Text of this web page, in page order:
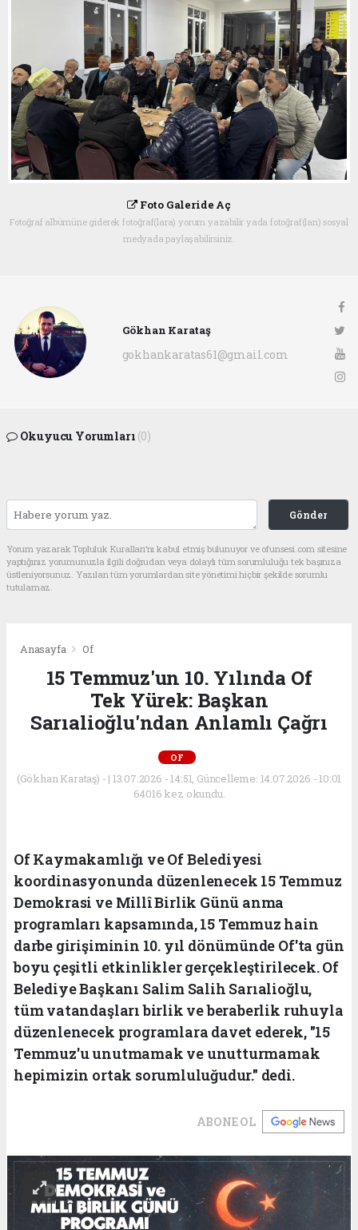
Foto Galeride Aç
Fotoğraf albümüne giderek fotoğraf(lara) yorum yazabilir yada fotoğraf(ları) sosyal
medyada paylaşabilirsiniz.
Gökhan Karataş
gokhankaratas61@gmail.com
Okuyucu Yorumları (0)
Gönder
Yorum yazarak Topluluk Kuralları’nı kabul etmiş bulunuyor ve ofunsesi.com sitesine
yaptığınız yorumunuzla ilgili doğrudan veya dolaylı tüm sorumluluğu tek başınıza
üstleniyorsunuz. Yazılan tüm yorumlardan site yönetimi hiçbir şekilde sorumlu
tutulamaz.
Anasayfa Of
15 Temmuz'un 10. Yılında Of
Tek Yürek: Başkan
Sarıalioğlu'ndan Anlamlı Çağrı
OF
(Gökhan Karataş) - | 13.07.2026 - 14:51, Güncelleme: 14.07.2026 - 10:01
64016 kez okundu.
Of Kaymakamlığı ve Of Belediyesi
koordinasyonunda düzenlenecek 15 Temmuz
Demokrasi ve Millî Birlik Günü anma
programları kapsamında, 15 Temmuz hain
darbe girişiminin 10. yıl dönümünde Of'ta gün
boyu çeşitli etkinlikler gerçekleştirilecek. Of
Belediye Başkanı Salim Salih Sarıalioğlu,
tüm vatandaşları birlik ve beraberlik ruhuyla
düzenlenecek programlara davet ederek, "15
Temmuz'u unutmamak ve unutturmamak
hepimizin ortak sorumluluğudur." dedi.
ABONE OL